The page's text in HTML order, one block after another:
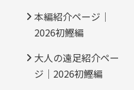
本編紹介ページ｜
2026初鰹編
大人の遠足紹介ペー
ジ｜2026初鰹編